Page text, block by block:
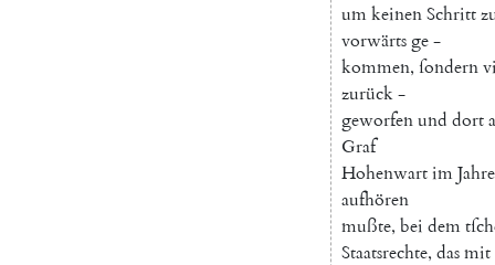
umkeinenSchritt
vorwärtsge-
kommen, ſondern
zurück-
geworfenund dort
Graf
HohenwartimJahre
aufhören
mußte, bei dem
Staatsrechte, dasmit